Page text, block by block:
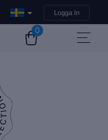
Logga In
0